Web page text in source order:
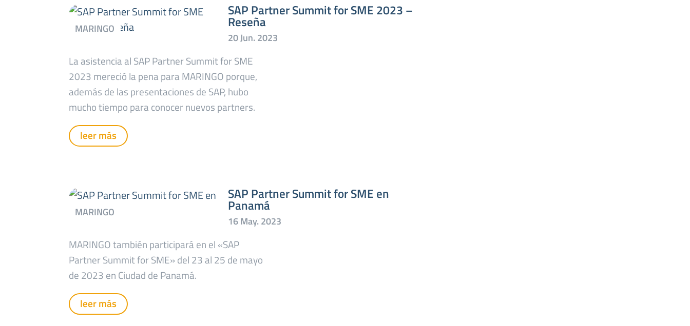
SAP Partner Summit for SME 2023 –
Reseña
La asistencia al SAP Partner Summit for SME
2023 mereció la pena para MARINGO porque,
además de las presentaciones de SAP, hubo
mucho tiempo para conocer nuevos partners.
leer más
SAP Partner Summit for SME en
Panamá
MARINGO también participará en el «SAP
Partner Summit for SME» del 23 al 25 de mayo
de 2023 en Ciudad de Panamá.
leer más